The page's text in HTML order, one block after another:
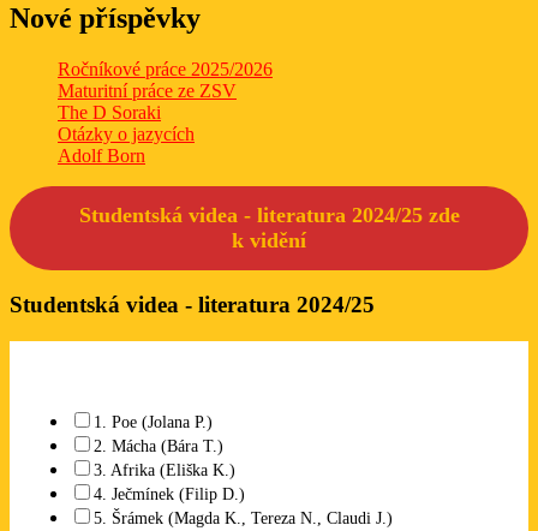
Nové příspěvky
Ročníkové práce 2025/2026
Maturitní práce ze ZSV
The D Soraki
Otázky o jazycích
Adolf Born
Studentská videa - literatura 2024/25 zde
k vidění
Studentská videa - literatura 2024/25
1. Poe (Jolana P.)
2. Mácha (Bára T.)
3. Afrika (Eliška K.)
4. Ječmínek (Filip D.)
5. Šrámek (Magda K., Tereza N., Claudi J.)